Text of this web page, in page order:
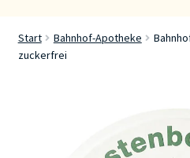
Servicer
Start Bahnhof-Apotheke
zuckerfrei